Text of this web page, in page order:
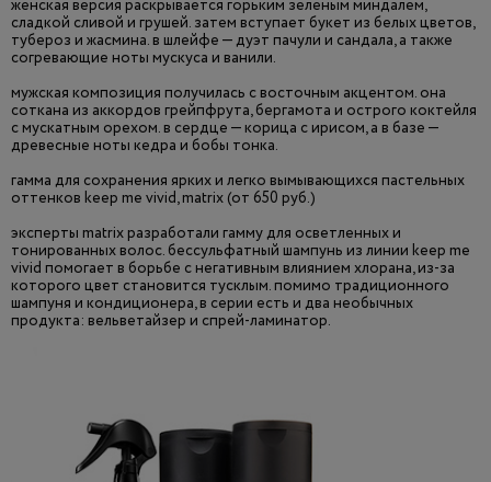
женская версия раскрывается горьким зеленым миндалем,
сладкой сливой и грушей. затем вступает букет из белых цветов,
тубероз и жасмина. в шлейфе — дуэт пачули и сандала, а также
согревающие ноты мускуса и ванили.
мужская композиция получилась с восточным акцентом. она
соткана из аккордов грейпфрута, бергамота и острого коктейля
с мускатным орехом. в сердце — корица с ирисом, а в базе —
древесные ноты кедра и бобы тонка.
гамма для сохранения ярких и легко вымывающихся пастельных
оттенков keep me vivid, matrix (от 650 руб.)
эксперты matrix разработали гамму для осветленных и
тонированных волос. бессульфатный шампунь из линии keep me
vivid помогает в борьбе с негативным влиянием хлорана, из-за
которого цвет становится тусклым. помимо традиционного
шампуня и кондиционера, в серии есть и два необычных
продукта: вельветайзер и спрей-ламинатор.